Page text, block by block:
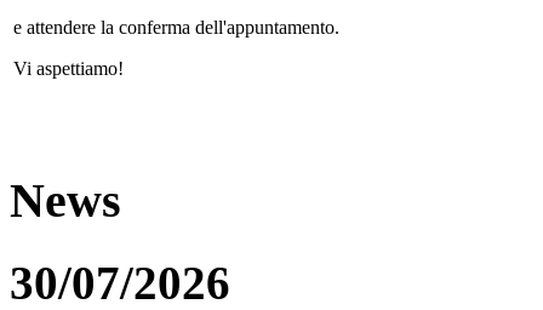
e attendere la conferma dell'appuntamento.
Vi aspettiamo!
News
30/07/2026